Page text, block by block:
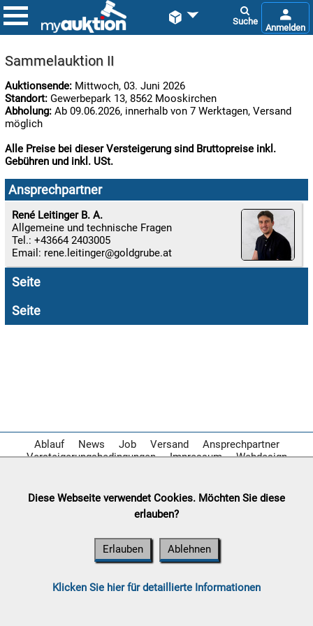
 
07.08:

07.08:
07.08:
Sammelauktion II
Auktionsende: Mittwoch, 03. Juni 2026
Standort: Gewerbepark 13, 8562 Mooskirchen
Abholung: Ab 09.06.2026, innerhalb von 7 Werktagen, Versand
möglich
Alle Preise bei dieser Versteigerung sind Bruttopreise inkl.
Gebühren und inkl. USt.
Ansprechpartner
René Leitinger B. A.
Allgemeine und technische Fragen
Tel.: +43664 2403005
Email: rene.leitinger
Seite
Seite
Ablauf News Job Versand
Ansprechpartner
Versteigerungsbedingungen
Impressum Webdesign
Diese Webseite verwendet Cookies. Möchten Sie diese
erlauben?
Erlauben Ablehnen
Klicken Sie hier für detaillierte Informationen